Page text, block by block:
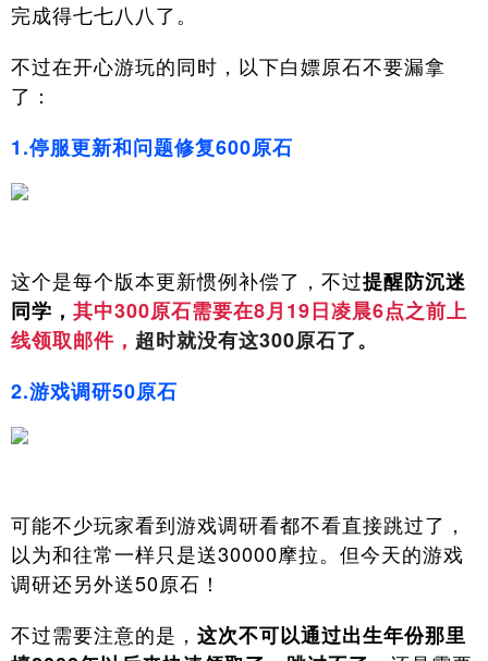
完成得七七八八了。
不过在开心游玩的同时，以下白嫖原石不要漏拿
了：
1.停服更新和问题修复600原石
这个是每个版本更新惯例补偿了，不过提醒防沉迷
同学， 其中300原石需要在8月19日凌晨6点之前上
线领取邮件， 超时就没有这300原石了。
2.游戏调研50原石
可能不少玩家看到游戏调研看都不看直接跳过了，
以为和往常一样只是送30000摩拉。但今天的游戏
调研还另外送50原石！
不过需要注意的是， 这次不可以通过出生年份那里